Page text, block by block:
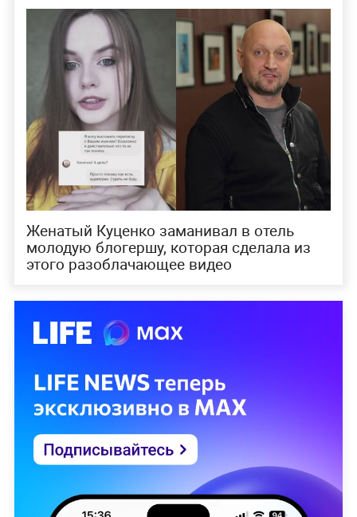
Женатый Куценко заманивал в отель
молодую блогершу, которая сделала из
этого разоблачающее видео